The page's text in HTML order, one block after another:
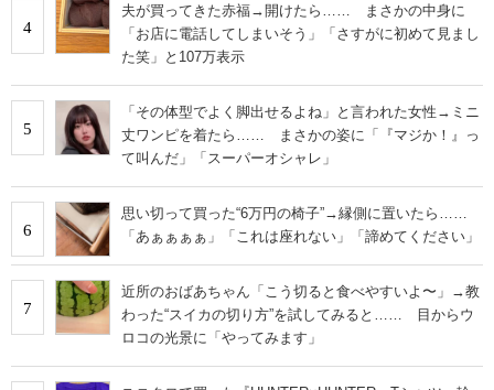
4
夫が買ってきた赤福→開けたら…… まさかの中身に
「お店に電話してしまいそう」「さすがに初めて見まし
た笑」と107万表示
5
「その体型でよく脚出せるよね」と言われた女性→ミニ
丈ワンピを着たら…… まさかの姿に「『マジか！』っ
て叫んだ」「スーパーオシャレ」
6
思い切って買った“6万円の椅子”→縁側に置いたら……
「あぁぁぁぁ」「これは座れない」「諦めてください」
7
近所のおばあちゃん「こう切ると食べやすいよ〜」→教
わった“スイカの切り方”を試してみると…… 目からウ
ロコの光景に「やってみます」